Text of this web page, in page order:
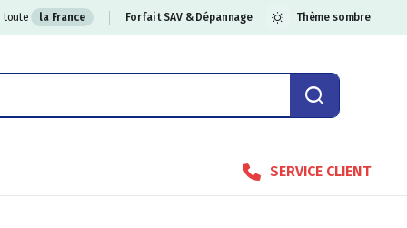
toute la France Forfait SAV & Dépannage Thème sombre
SERVICE CLIENT